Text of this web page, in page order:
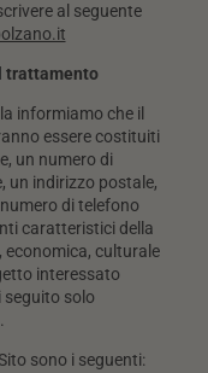
al seguente
trattamento
informiamo che il
essere costituiti
un numero di
un indirizzo postale,
di telefono
caratteristici della
culturale
interessato
solo
sono i seguenti: